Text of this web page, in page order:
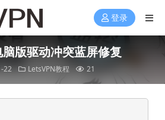
登录
版驱动冲突蓝屏修复
22 LetsVPN教程 21